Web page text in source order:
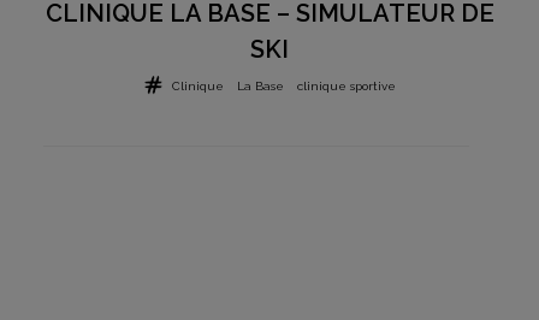
CLINIQUE LA BASE – SIMULATEUR DE
SKI
Clinique La Base clinique sportive